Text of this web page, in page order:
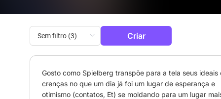
Criar
Gosto como Spielberg transpõe para a tela seus ideais
crenças no que um dia já foi um lugar de esperança e
otimismo (contatos, Et) se moldando para um lugar